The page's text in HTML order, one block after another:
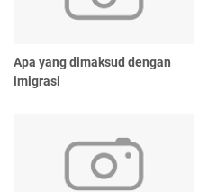
Apa yang dimaksud dengan
imigrasi